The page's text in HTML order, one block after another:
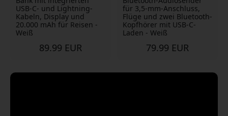
USB-C- und Lightning-
Kabeln, Display und
20.000 mAh für Reisen -
Weiß
89.99 EUR
für 3,5-mm-Anschluss,
Flüge und zwei Bluetooth-
Kopfhörer mit USB-C-
Laden - Weiß
79.99 EUR